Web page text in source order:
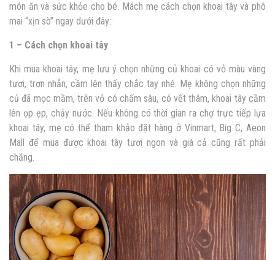
món ăn và sức khỏe cho bé. Mách mẹ cách chọn khoai tây và phô
mai “xịn sò” ngay dưới đây::
1 – Cách chọn khoai tây
Khi mua khoai tây, mẹ lưu ý chọn những củ khoai có vỏ màu vàng
tươi, trơn nhẵn, cầm lên thấy chắc tay nhé. Mẹ không chọn những
củ đã mọc mầm, trên vỏ có chấm sâu, có vết thâm, khoai tây cầm
lên ọp ẹp, chảy nước. Nếu không có thời gian ra chợ trực tiếp lựa
khoai tây, mẹ có thể tham khảo đặt hàng ở Vinmart, Big C, Aeon
Mall để mua được khoai tây tươi ngon và giá cả cũng rất phải
chăng.